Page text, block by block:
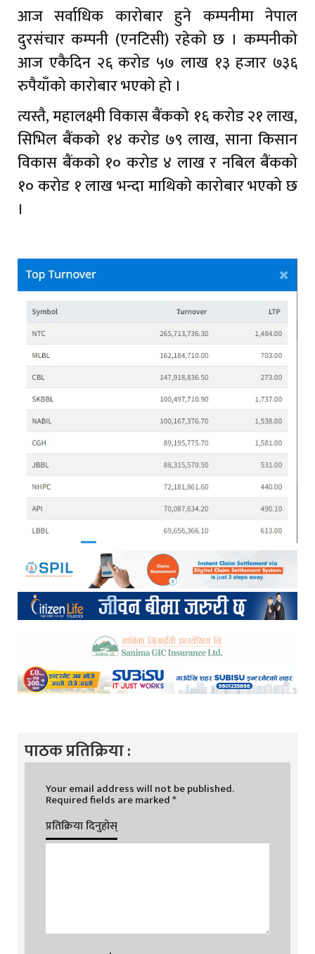
आज सर्वाधिक कारोबार हुने कम्पनीमा नेपाल
दुरसंचार कम्पनी (एनटिसी) रहेको छ । कम्पनीको
आज एकैदिन २६ करोड ५७ लाख १३ हजार ७३६
रुपैयाँको कारोबार भएको हो ।
त्यस्तै, महालक्ष्मी विकास बैंकको १६ करोड २१ लाख,
सिभिल बैंकको १४ करोड ७९ लाख, साना किसान
विकास बैंकको १० करोड ४ लाख र नबिल बैंकको
१० करोड १ लाख भन्दा माथिको कारोबार भएको छ
।
पाठक प्रतिक्रिया :
Your email address will not be published.
Required fields are marked*
प्रतिक्रिया दिनुहोस्